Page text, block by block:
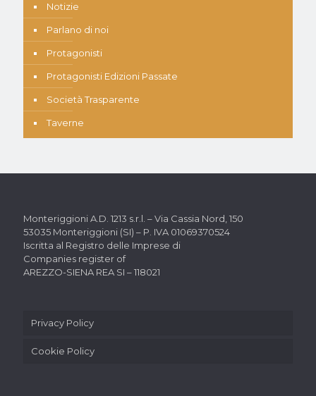
Notizie
Parlano di noi
Protagonisti
Protagonisti Edizioni Passate
Società Trasparente
Taverne
Monteriggioni A.D. 1213 s.r.l. –Via Cassia Nord, 150
53035 Monteriggioni (SI) – P. IVA 01069370524
Iscritta al Registro delle Imprese di
Companies register of
AREZZO-SIENA REA SI – 118021
Privacy Policy
Cookie Policy